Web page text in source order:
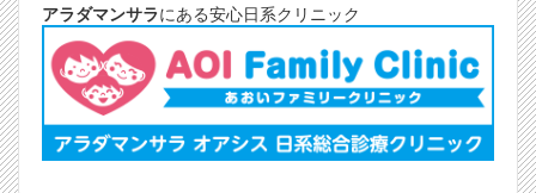
アラダマンサラにある安心日系クリニック